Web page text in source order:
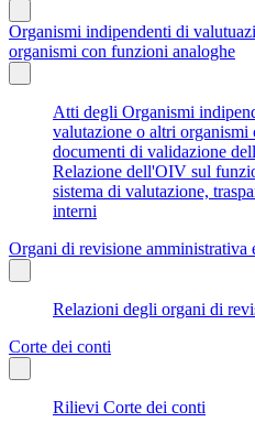
Organismi indipendenti di
organismi con funzioni analoghe
Atti degli Organismi
valutazione o altri
documenti di validazione
Relazione dell'OIV sul
sistema di valutazione,
interni
Organi di revisione amministrativa
Relazioni degli organi di
Corte dei conti
Rilievi Corte dei conti